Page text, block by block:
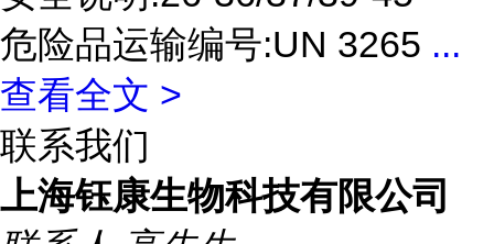
危险品运输编号:UN 3265 ...
查看全文 >
联系我们
上海钰康生物科技有限公司